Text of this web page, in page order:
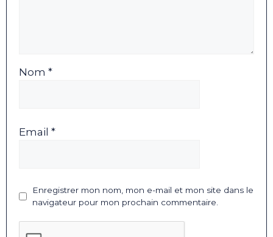
Nom *
Email *
Enregistrer mon nom, mon e-mail et mon site dans le
navigateur pour mon prochain commentaire.